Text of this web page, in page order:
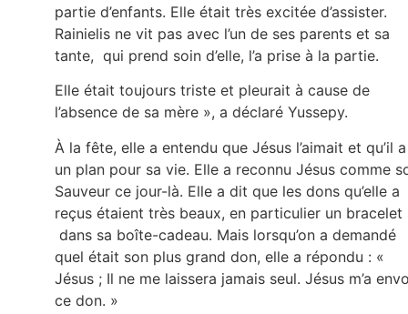
partie d’enfants. Elle était très excitée d’assister.
Rainielis ne vit pas avec l’un de ses parents et sa
tante, qui prend soin d’elle, l’a prise à la partie.
Elle était toujours triste et pleurait à cause de
l’absence de sa mère », a déclaré Yussepy.
À la fête, elle a entendu que Jésus l’aimait et qu’il a
un plan pour sa vie. Elle a reconnu Jésus comme
Sauveur ce jour-là. Elle a dit que les dons qu’elle a
reçus étaient très beaux, en particulier un bracelet
dans sa boîte-cadeau. Mais lorsqu’on a demandé
quel était son plus grand don, elle a répondu : «
Jésus ; Il ne me laissera jamais seul. Jésus m’a
ce don. »